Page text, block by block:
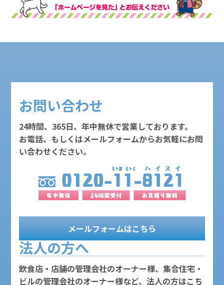
お問い合わせ
24時間、365日、年中無休で営業しております。
お電話、もしくはメールフォームからお気軽にお問
い合わせください。
メールフォームはこちら
法人の方へ
飲食店・店舗の管理会社のオーナー様、集合住宅・
ビルの管理会社のオーナー様など、法人の方はこち